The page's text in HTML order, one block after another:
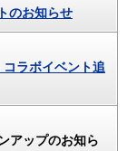
のお知らせ
コラボイベント追
アップのお知ら